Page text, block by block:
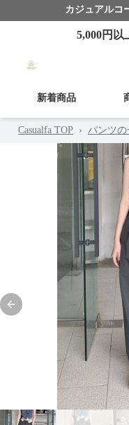
カジュアルコ
5,000円以
新着商品
Casualfa TOP › パンツの
Previous slide